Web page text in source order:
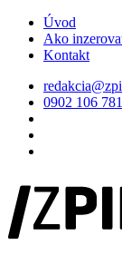
Úvod
Ako
Kontakt
0902 106 781